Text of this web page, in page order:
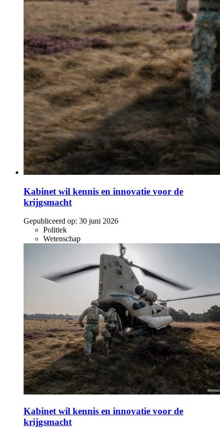
Kabinet wil kennis en innovatie voor de
krijgsmacht
Gepubliceerd op: 30 juni 2026
Politiek
Wetenschap
Kabinet wil kennis en innovatie voor de
krijgsmacht